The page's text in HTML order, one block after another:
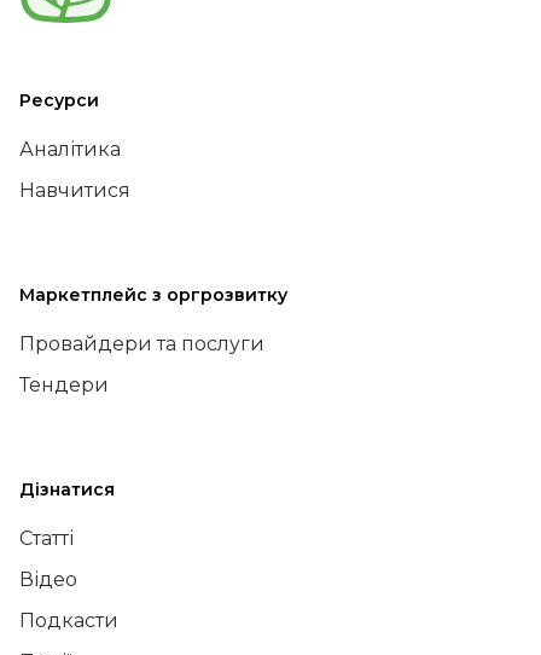
Ресурси
Аналітика
Навчитися
Маркетплейс з оргрозвитку
Провайдери та послуги
Тендери
Дізнатися
Статті
Відео
Подкасти